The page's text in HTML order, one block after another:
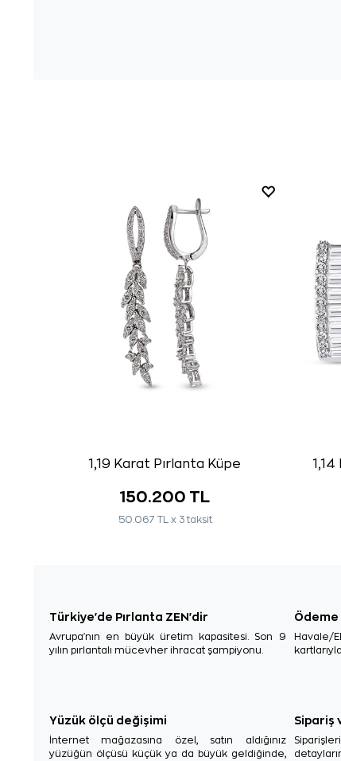
1,19 Karat Pırlanta Küpe
150.200 TL
50.067 TL x 3 taksit
Türkiye'de Pırlanta ZEN'dir
Avrupa'nın en büyük üretim kapasitesi. Son 9
yılın pırlantalı mücevher ihracat şampiyonu.
Yüzük ölçü değişimi
İnternet mağazasına özel, satın aldığınız
yüzüğün ölçüsü küçük ya da büyük geldiğinde,
Sipariş